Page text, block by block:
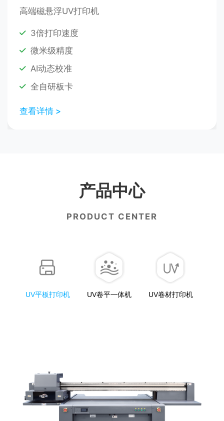
高端磁悬浮UV打印机
3倍打印速度
微米级精度
AI动态校准
全自研板卡
查看详情 >
产品中心
PRODUCT CENTER
UV平板打印机 UV卷平一体机 UV卷材打印机